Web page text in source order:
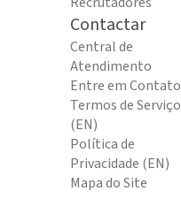
Contactar
Central de
Atendimento
Entre em Contato
Termos de Serviço
(EN)
Política de
Privacidade (EN)
Mapa do Site